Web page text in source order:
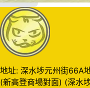
地址: 深水埗元州街66A
(新高登商場對面) (深水